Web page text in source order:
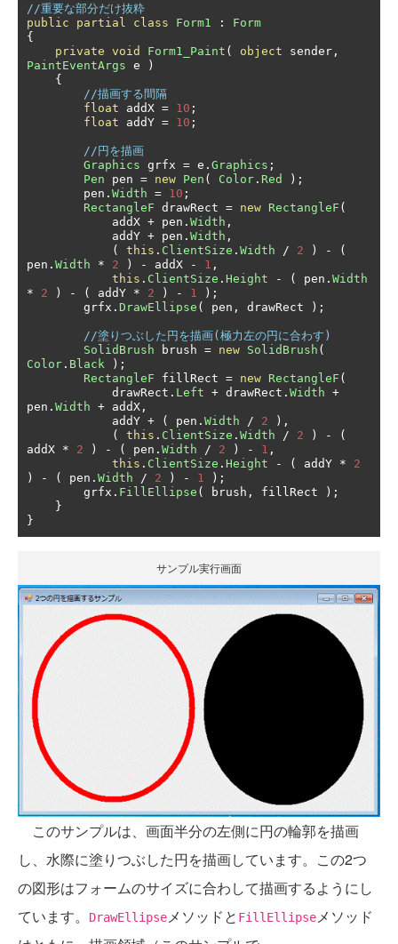
//重要な部分だけ抜粋
public
partial class Form1 :
Form
{
private void Form1_Paint ( object sender ,
PaintEventArgs e
)
{
//描画する間隔
float addX = 10 ;
float addY = 10 ;
//円を描画
Graphics grfx = e . Graphics ;
Pen pen = new Pen ( Color . Red
);
        pen
. Width = 10 ;
RectangleF drawRect = new RectangleF (
            addX
+ pen . Width ,
            addY
+ pen . Width ,
(
this . ClientSize . Width / 2 ) -
(
pen . Width * 2 ) - addX - 1 ,
this . ClientSize . Height - ( pen . Width
*
2 ) - ( addY * 2 ) - 1
);
        grfx
. DrawEllipse ( pen , drawRect );
//塗りつぶした円を描画(極力左の円に合わす)
SolidBrush brush = new SolidBrush (
Color . Black
);
RectangleF fillRect = new RectangleF (
            drawRect
. Left + drawRect . Width +
pen . Width + addX ,
            addY
+ ( pen . Width / 2
),
(
this . ClientSize . Width / 2 ) -
(
addX * 2 ) - ( pen . Width / 2 ) - 1 ,
this . ClientSize . Height - ( addY *
2
)
- ( pen . Width / 2 ) - 1
);
        grfx
. FillEllipse ( brush , fillRect
);
}
}
サンプル実行画面
このサンプルは、画面半分の左側に円の輪郭を描画
し、水際に塗りつぶした円を描画しています。この2つ
の図形はフォームのサイズに合わして描画するようにし
ています。
DrawEllipseメソッドと FillEllipseメソッド